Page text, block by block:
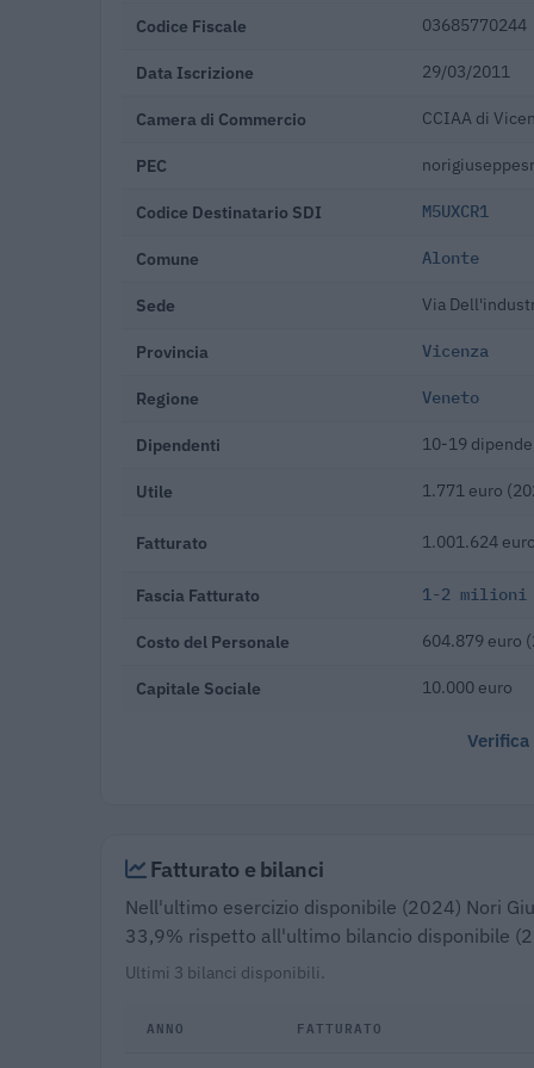
Codice Fiscale 03685770244
Data Iscrizione 29/03/2011
Camera di Commercio CCIAA di
PEC
Codice Destinatario SDI M5UXCR1
Comune Alonte
Sede Via
Provincia Vicenza
Regione Veneto
Dipendenti 10-19
Utile 1.771 euro
Fatturato 1.001.624
Fascia Fatturato 1-2 milioni
Costo del Personale 604.879 euro
Capitale Sociale 10.000 euro
Fatturato e bilanci
Nell'ultimo esercizio disponibile (2024) Nori
33,9% rispetto all'ultimo bilancio disponibile
Ultimi 3 bilanci disponibili.
ANNO FATTURATO